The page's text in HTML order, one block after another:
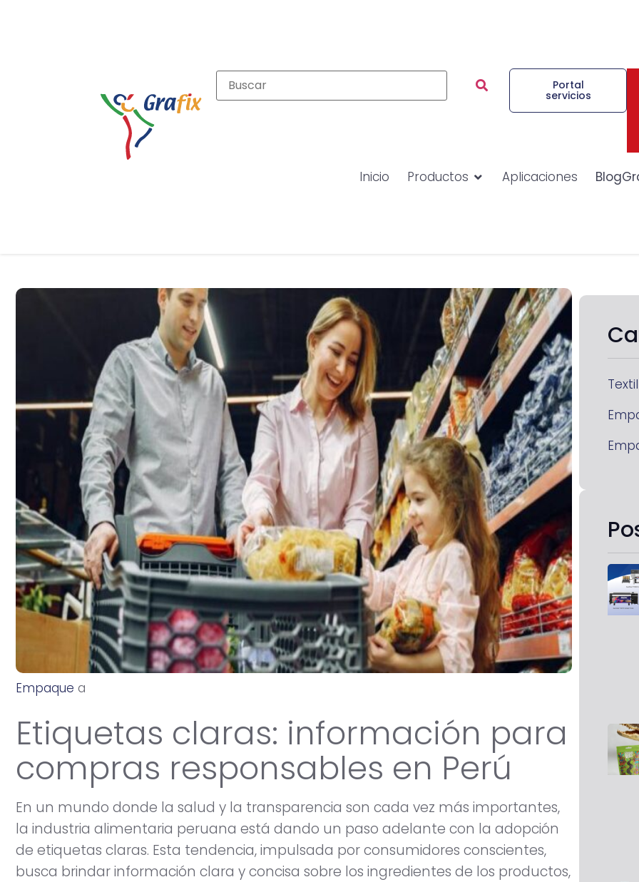
Portal
servicios
Inicio Productos Aplicaciones
Empaque a
Etiquetas claras: información para
compras responsables en Perú
En un mundo donde la salud y la transparencia son cada vez más importantes,
la industria alimentaria peruana está dando un paso adelante con la adopción
de etiquetas claras. Esta tendencia, impulsada por consumidores conscientes,
busca brindar información clara y concisa sobre los ingredientes de los productos,
Textil